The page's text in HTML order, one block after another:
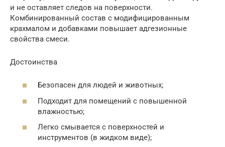
и не оставляет следов на поверхности.
Комбинированный состав с модифицированным
крахмалом и добавками повышает адгезионные
свойства смеси.
Достоинства
Безопасен для людей и животных;
Подходит для помещений с повышенной
влажностью;
Легко смывается с поверхностей и
инструментов (в жидком виде);